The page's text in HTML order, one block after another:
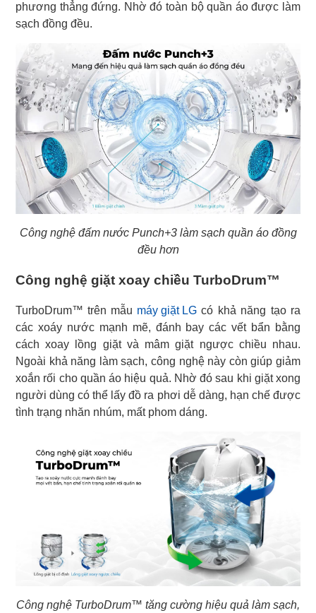
phương thẳng đứng. Nhờ đó toàn bộ quần áo được làm
sạch đồng đều.
Công nghệ đấm nước Punch+3 làm sạch quần áo đồng
đều hơn
Công nghệ giặt xoay chiều TurboDrum™
TurboDrum™ trên mẫu máy giặt LG có khả năng tạo ra
các xoáy nước mạnh mẽ, đánh bay các vết bẩn bằng
cách xoay lồng giặt và mâm giặt ngược chiều nhau.
Ngoài khả năng làm sạch, công nghệ này còn giúp giảm
xoắn rối cho quần áo hiệu quả. Nhờ đó sau khi giặt xong
người dùng có thể lấy đồ ra phơi dễ dàng, hạn chế được
tình trạng nhăn nhúm, mất phom dáng.
Công nghệ TurboDrum™ tăng cường hiệu quả làm sạch,